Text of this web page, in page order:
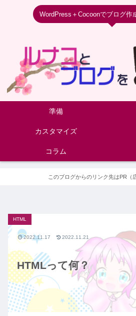
WordPress＋Cocoonでブログ作
準備
カスタマイズ
コラム
このブログからのリンク先はPR（
HTMLって何？
HTML
2022.11.17 2022.11.21